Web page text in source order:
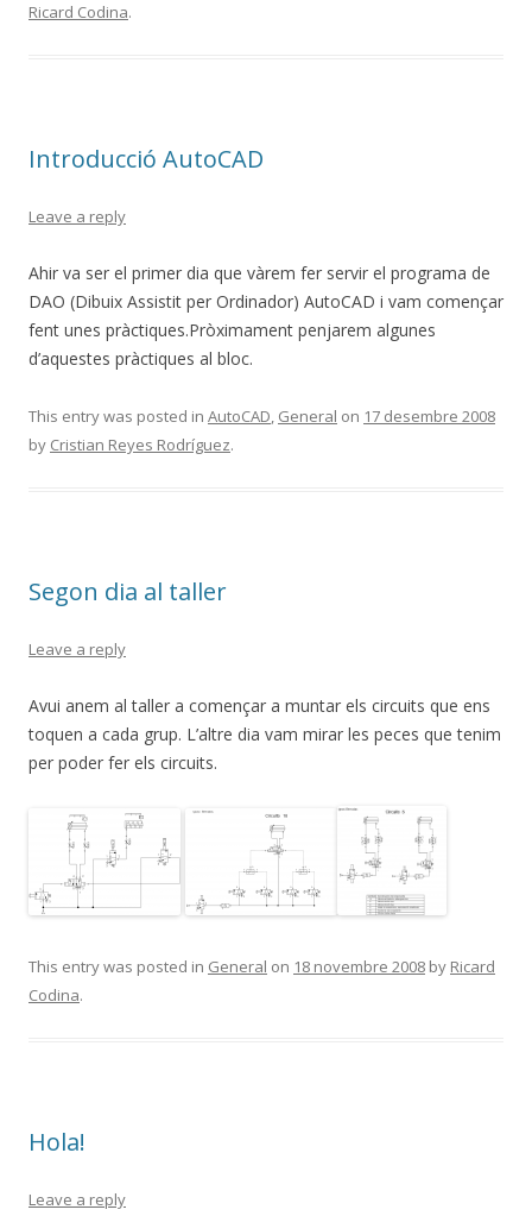
Ricard Codina.
Introducció AutoCAD
Leave a reply
Ahir va ser el primer dia que vàrem fer servir el programa de
DAO (Dibuix Assistit per Ordinador) AutoCAD i vam començar
fent unes pràctiques.Pròximament penjarem algunes
d’aquestes pràctiques al bloc.
This entry was posted in AutoCAD, General on 17 desembre 2008
by Cristian Reyes Rodríguez.
Segon dia al taller
Leave a reply
Avui anem al taller a començar a muntar els circuits que ens
toquen a cada grup. L’altre dia vam mirar les peces que tenim
per poder fer els circuits.
This entry was posted in General on 18 novembre 2008 by Ricard
Codina.
Hola!
Leave a reply